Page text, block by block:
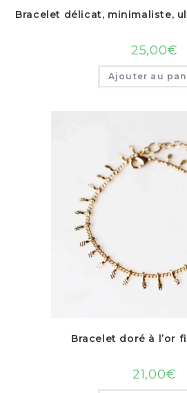
Bracelet délicat, minimaliste,
25,00€
Ajouter au
Bracelet doré à l’or
21,00€